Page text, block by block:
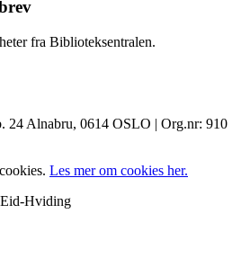
fra Biblioteksentralen.
24 Alnabru, 0614 OSLO | Org.nr: 910
Les mer om cookies her.
Hviding